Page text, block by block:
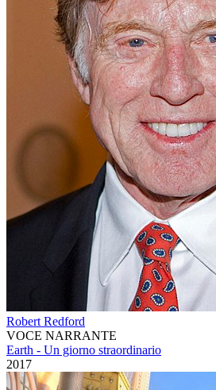
Robert Redford
VOCE NARRANTE
Earth - Un giorno straordinario
2017